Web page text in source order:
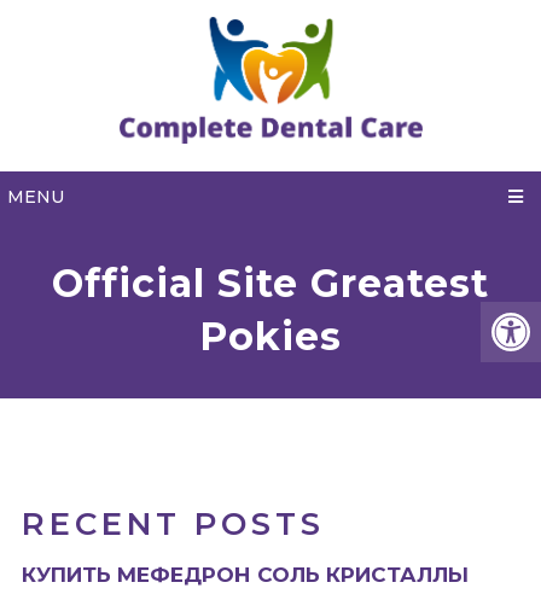
MENU
Official Site Greatest
Pokies
RECENT POSTS
КУПИТЬ МЕФЕДРОН СОЛЬ КРИСТАЛЛЫ